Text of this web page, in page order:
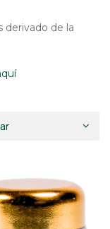
derivado de la